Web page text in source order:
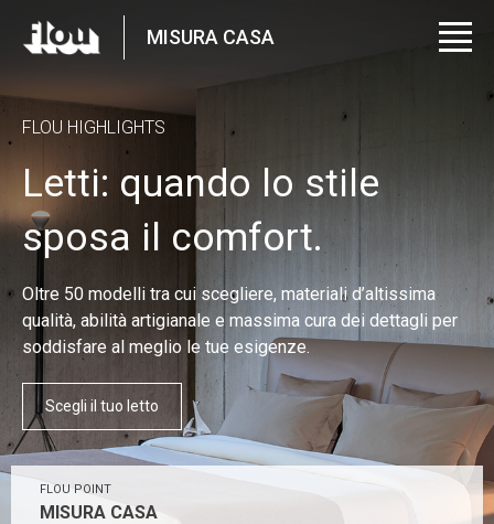
MISURA CASA
FLOU POINT
MISURA CASA
FLOU HIGHLIGHTS
Letti: quando lo stile
sposa il comfort.
Oltre 50 modelli tra cui scegliere, materiali d’altissima
qualità, abilità artigianale e massima cura dei dettagli per
soddisfare al meglio le tue esigenze.
Scegli il tuo letto